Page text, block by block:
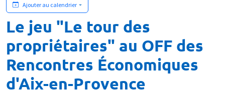
Ajouter au calendrier
Le jeu "Le tour des
propriétaires" au OFF des
Rencontres Économiques
d'Aix-en-Provence